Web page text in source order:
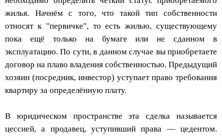
жилья. Начнём с того, что такой тип собственности
относят к "первичке", то есть жилью, существующему
пока ещё только на бумаге или не сданном в
эксплуатацию. По сути, в данном случае вы приобретаете
договор на плаво владения собственностью. Предыдущий
хозяин (посредник, инвестор) уступает право требования
квартиру за определённую плату.
В юридическом пространстве эта сделка называется
цессией, а продавец, уступивший права — цедентом.